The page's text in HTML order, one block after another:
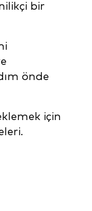
bir
önde
için